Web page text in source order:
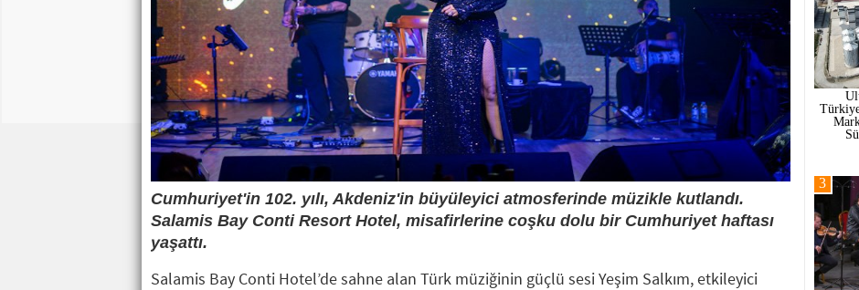
Cumhuriyet'in 102. yılı, Akdeniz'in büyüleyici atmosferinde müzikle kutlandı.
Salamis Bay Conti Resort Hotel, misafirlerine coşku dolu bir Cumhuriyet haftası
yaşattı.
Salamis Bay Conti Hotel’de sahne alan Türk müziğinin güçlü sesi Yeşim Salkım, etkileyici
3